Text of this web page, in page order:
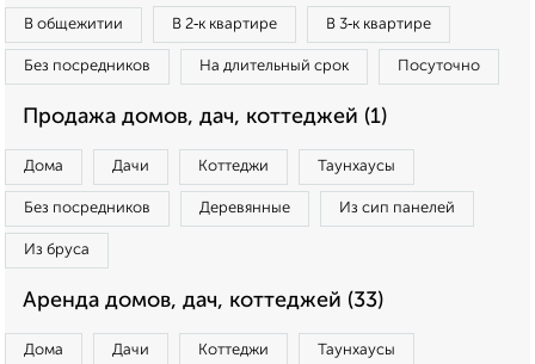
В общежитии В 2‑к квартире В 3‑к квартире
Без посредников На длительный срок Посуточно
Продажа домов, дач, коттеджей (1)
Дома Дачи Коттеджи Таунхаусы
Без посредников Деревянные Из сип панелей
Из бруса
Аренда домов, дач, коттеджей (33)
Дома Дачи Коттеджи Таунхаусы